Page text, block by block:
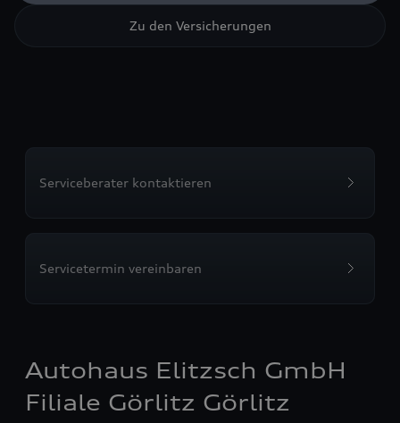
Zu den Versicherungen
Serviceberater kontaktieren
Servicetermin vereinbaren
Autohaus Elitzsch GmbH
Filiale Görlitz Görlitz